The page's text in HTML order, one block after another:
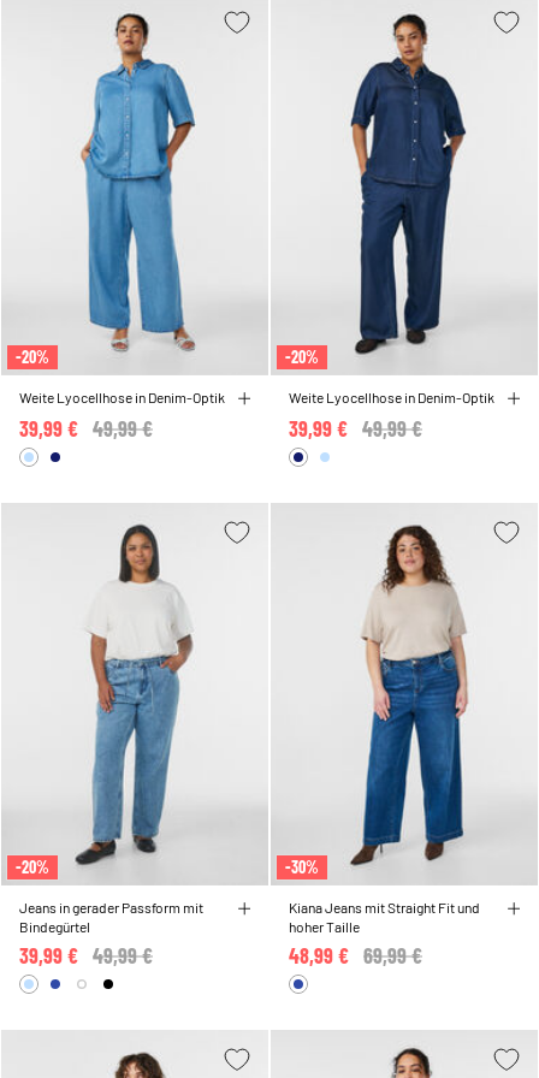
-20%
Weite Lyocellhose in Denim-Optik
Price reduced from
49,99 €
39,99 €
-20%
Weite Lyocellhose in Denim-Optik
Price reduced from
49,99 €
39,99 €
-20%
Jeans in gerader Passform mit
Bindegürtel
Price reduced from
49,99 €
39,99 €
-30%
Kiana Jeans mit Straight Fit und
hoher Taille
Price reduced from
69,99 €
48,99 €